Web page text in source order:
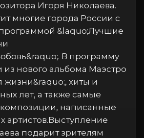
Игоря Николаева.
многие города России с
&laquo;Лучшие
В программу
из нового альбома Маэстро
жизни&raquo;, хиты и
лет, а также самые
написанные
артистов.Выступление
подарит зрителям